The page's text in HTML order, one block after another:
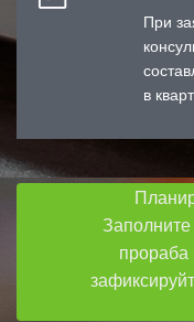
При
в
Заполните